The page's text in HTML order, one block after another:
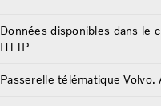
Données disponibles dans le
HTTP
Passerelle télématique